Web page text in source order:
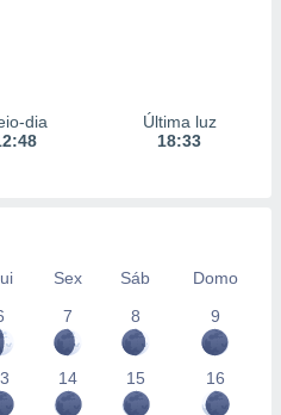
dia
Última luz
18:33
Sex Sáb
Domo
7 8 9
14 15 16